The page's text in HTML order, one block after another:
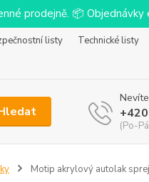
prodejně. 📦
listy
Technické listy
(Po-
Motip akrylový autolak